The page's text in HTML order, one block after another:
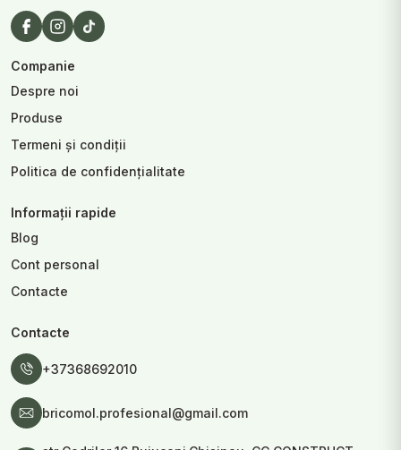
Companie
Despre noi
Produse
Termeni și condiții
Politica de confidențialitate
Informații rapide
Blog
Cont personal
Contacte
Contacte
+37368692010
bricomol.profesional@gmail.com